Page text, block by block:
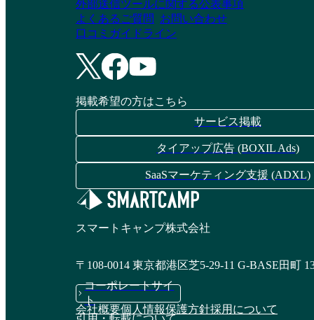
外部送信ツールに関する公表事項
よくあるご質問
お問い合わせ
口コミガイドライン
掲載希望の方はこちら
サービス掲載
タイアップ広告 (BOXIL Ads)
SaaSマーケティング支援 (ADXL)
スマートキャンプ株式会社
〒108-0014 東京都港区芝5-29-11 G-BASE田町
コーポレートサイ
ト
会社概要個人情報保護方針採用について